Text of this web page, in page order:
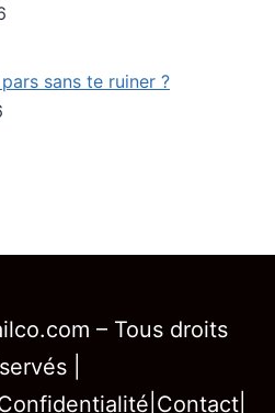
sans te ruiner ?
– Tous droits
|
Contact